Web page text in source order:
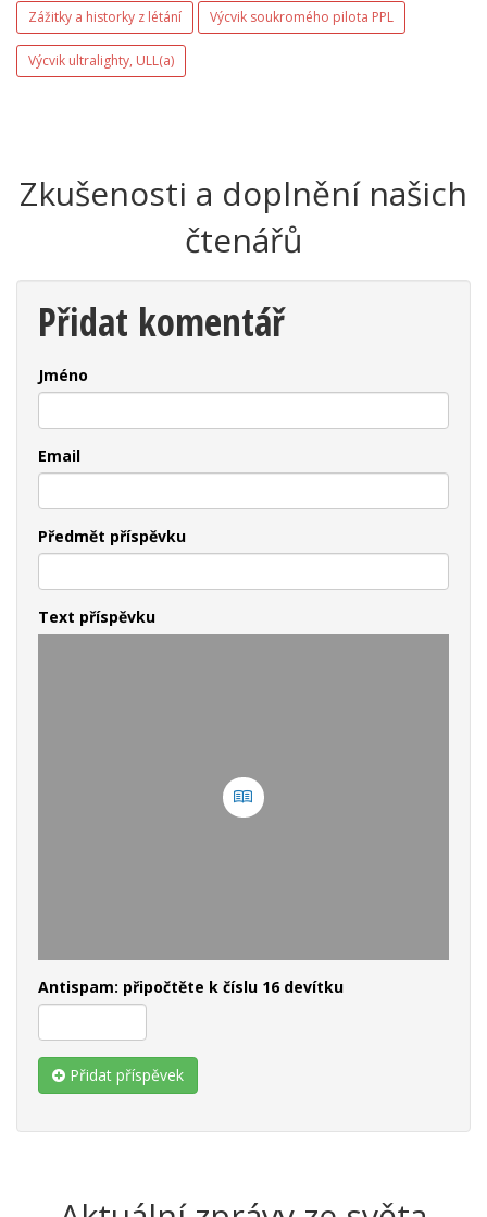
Zážitky a historky z létání Výcvik soukromého pilota PPL
Výcvik ultralighty, ULL(a)
Zkušenosti a doplnění našich
čtenářů
Přidat komentář
Jméno
Email
Předmět příspěvku
Text příspěvku
Antispam: připočtěte k číslu 16 devítku
Přidat příspěvek